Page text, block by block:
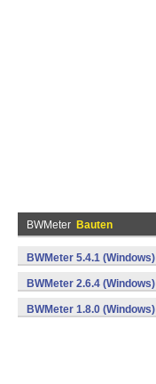
BWMeter Bauten
BWMeter 5.4.1 (Windows)
BWMeter 2.6.4 (Windows)
BWMeter 1.8.0 (Windows)